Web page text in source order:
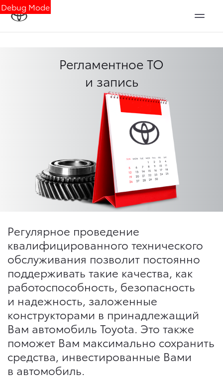
Debug Mode
Регламентное ТО
и запись
Регулярное проведение
квалифицированного технического
обслуживания позволит постоянно
поддерживать такие качества, как
работоспособность, безопасность
и надежность, заложенные
конструкторами в принадлежащий
Вам автомобиль Toyota. Это также
поможет Вам максимально сохранить
средства, инвестированные Вами
в автомобиль.